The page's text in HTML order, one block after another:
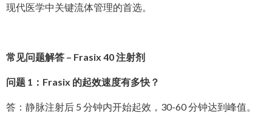
现代医学中关键流体管理的首选。
常见问题解答 – Frasix 40 注射剂
问题 1：Frasix 的起效速度有多快？
答：静脉注射后 5 分钟内开始起效，30-60 分钟达到峰值。